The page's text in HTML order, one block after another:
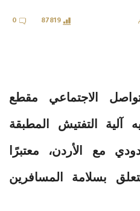
87819
0
الاجتماعي مقطع
آلية التفتيش المطبقة
مع الأردن، معتبرًا
بسلامة المسافرين